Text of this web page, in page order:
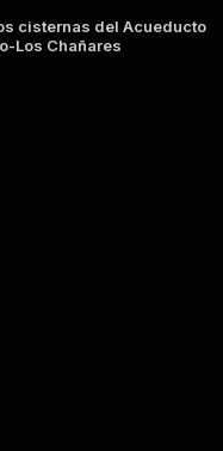
cisternas del Acueducto
Los Chañares